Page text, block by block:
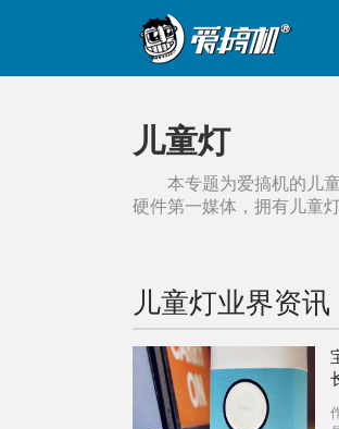
儿童灯
本专题为爱搞机的 儿
硬件第一媒体，拥有 儿童
儿童灯业界资讯